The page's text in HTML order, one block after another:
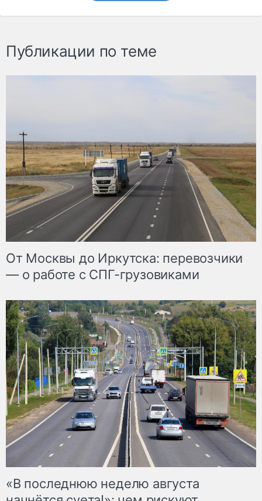
Публикации по теме
От Москвы до Иркутска: перевозчики
— о работе с СПГ-грузовиками
«В последнюю неделю августа